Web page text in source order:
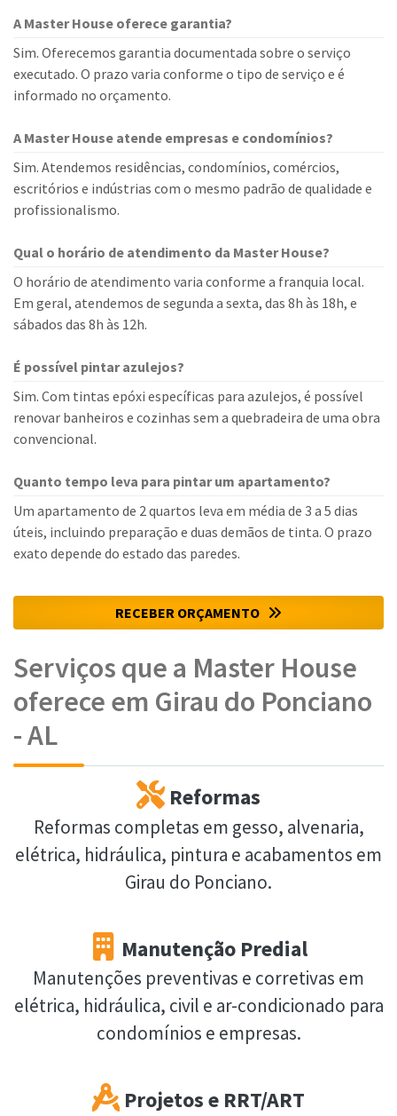
A Master House oferece garantia?
Sim. Oferecemos garantia documentada sobre o serviço
executado. O prazo varia conforme o tipo de serviço e é
informado no orçamento.
A Master House atende empresas e condomínios?
Sim. Atendemos residências, condomínios, comércios,
escritórios e indústrias com o mesmo padrão de qualidade e
profissionalismo.
Qual o horário de atendimento da Master House?
O horário de atendimento varia conforme a franquia local.
Em geral, atendemos de segunda a sexta, das 8h às 18h, e
sábados das 8h às 12h.
É possível pintar azulejos?
Sim. Com tintas epóxi específicas para azulejos, é possível
renovar banheiros e cozinhas sem a quebradeira de uma obra
convencional.
Quanto tempo leva para pintar um apartamento?
Um apartamento de 2 quartos leva em média de 3 a 5 dias
úteis, incluindo preparação e duas demãos de tinta. O prazo
exato depende do estado das paredes.
RECEBER ORÇAMENTO
Serviços que a Master House
oferece em Girau do Ponciano
- AL
Reformas
Reformas completas em gesso, alvenaria,
elétrica, hidráulica, pintura e acabamentos em
Girau do Ponciano.
Manutenção Predial
Manutenções preventivas e corretivas em
elétrica, hidráulica, civil e ar-condicionado para
condomínios e empresas.
Projetos e RRT/ART